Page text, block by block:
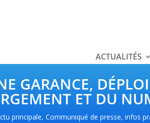
ACTUALITÉS
GARANCE,
ET DU
principale, Communiqué de presse, infos